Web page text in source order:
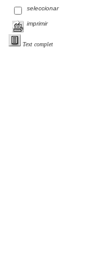
seleccionar
imprimir
Text complet